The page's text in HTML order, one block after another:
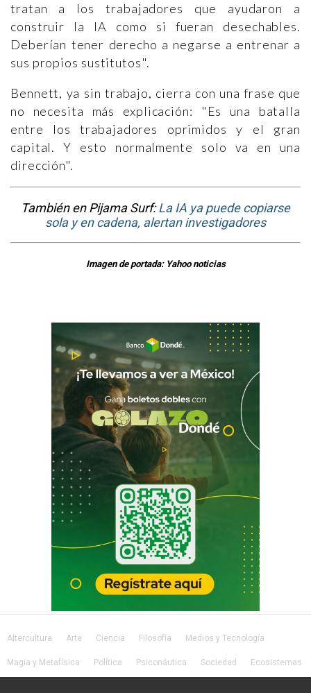
tratan a los trabajadores que ayudaron a
construir la IA como si fueran desechables.
Deberían tener derecho a negarse a entrenar a
sus propios sustitutos".
Bennett, ya sin trabajo, cierra con una frase que
no necesita más explicación: "Es una batalla
entre los trabajadores oprimidos y el gran
capital. Y esto normalmente solo va en una
dirección".
También en Pijama Surf:La IA ya puede copiarse
sola y en cadena, alertan investigadores
Imagen de portada: Yahoo noticias
Altercultura Arte Ciencia Filosofía Medios y Tecnología
Magia y Metafísica Política Psiconáutica Sociedad Ecosistemas